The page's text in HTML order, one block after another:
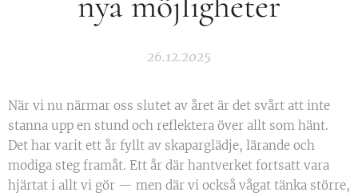
26.12.2025
När vi nu närmar oss slutet av året är det svårt att inte
stanna upp en stund och reflektera över allt som hänt.
Det har varit ett år fyllt av skaparglädje, lärande och
modiga steg framåt. Ett år där hantverket fortsatt vara
hjärtat i allt vi gör — men där vi också vågat tänka större,